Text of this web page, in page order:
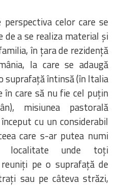
celor care se
de a se realiza material și
în țara de rezidență
la care se adaugă
suprafață întinsă (în Italia
care să nu fie cel puțin
misiunea pastorală
cu un considerabil
care s-ar putea numi
localitate unde toți
pe o suprafață de
sau pe câteva străzi,